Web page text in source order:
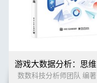
数数科技分析师团队 编著